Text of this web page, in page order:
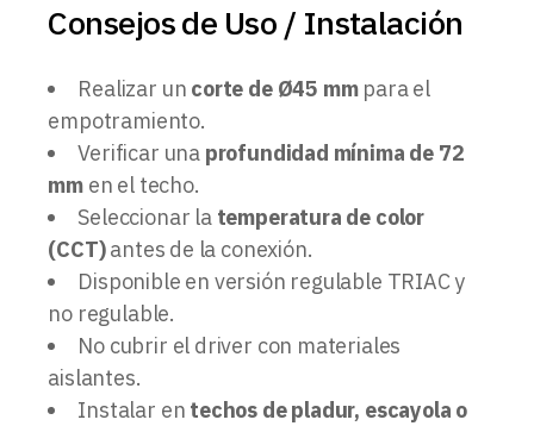
Consejos de Uso / Instalación
Realizar un corte de Ø45 mmpara el
empotramiento.
Verificar una profundidad mínima de 72
mmen el techo.
Seleccionar la temperatura de color
(CCT)antes de la conexión.
Disponible en versión regulable TRIAC y
no regulable.
No cubrir el driver con materiales
aislantes.
Instalar en techos de pladur, escayola o